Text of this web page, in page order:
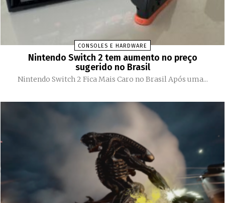
CONSOLES E HARDWARE
Nintendo Switch 2 tem aumento no preço
sugerido no Brasil
Nintendo Switch 2 Fica Mais Caro no Brasil Após uma...